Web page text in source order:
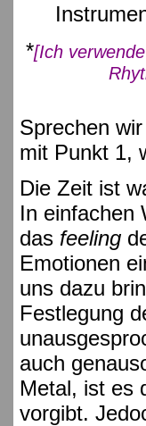
*[Ich
Sprechen
mit Punkt 1,
Die Zeit ist
In einfachen
das feeling
Emotionen
uns dazu
Festlegung
auch
Metal, ist es
vorgibt.